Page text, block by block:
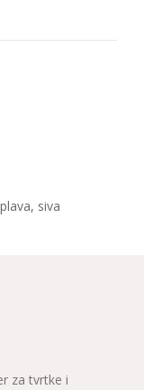
siva
za tvrtke i